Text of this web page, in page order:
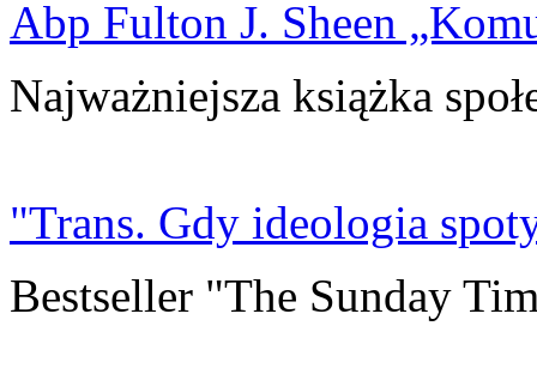
Abp Fulton J. Sheen
Najważniejsza książka
"Trans. Gdy ideologia
Bestseller "The Sunday